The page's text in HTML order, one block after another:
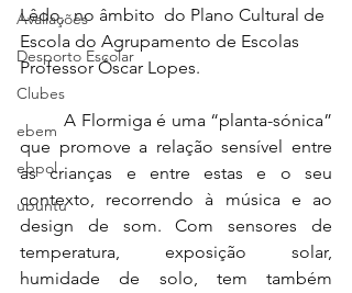
Avaliações
Desporto Escolar
Clubes
ebem
ebpol
ubuntu
Lêdo,  no âmbito  do Plano Cultural de
Escola do Agrupamento de Escolas
Professor Óscar Lopes.
	A Flormiga é uma “planta-sónica”
que promove a relação sensível entre
as crianças e entre estas e o seu
contexto, recorrendo à música e ao
design de som. Com sensores de
temperatura, exposição solar,
humidade de solo, tem também